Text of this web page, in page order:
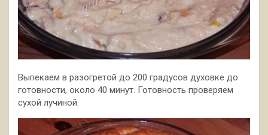
Выпекаем в разогретой до 200 градусов духовке до
готовности, около 40 минут. Готовность проверяем
сухой лучиной.